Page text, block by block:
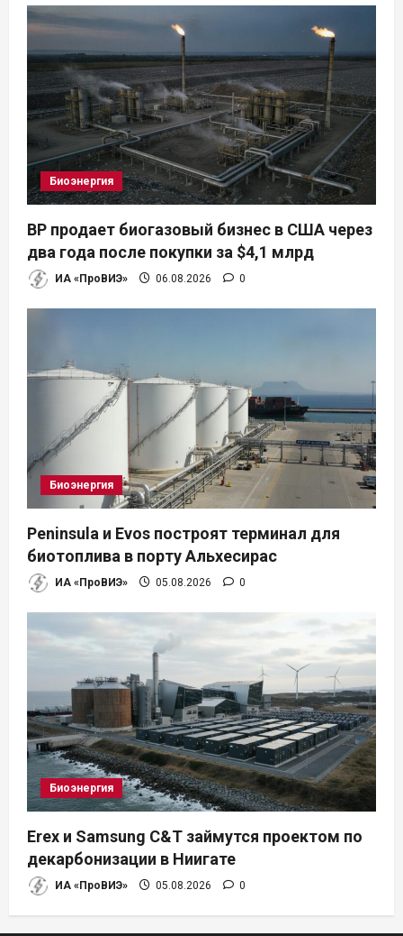
Биоэнергия
BP продает биогазовый бизнес в США через
два года после покупки за $4,1 млрд
ИА «ПроВИЭ» 06.08.2026 0
Биоэнергия
Peninsula и Evos построят терминал для
биотоплива в порту Альхесирас
ИА «ПроВИЭ» 05.08.2026 0
Биоэнергия
Erex и Samsung C&T займутся проектом по
декарбонизации в Ниигате
ИА «ПроВИЭ» 05.08.2026 0